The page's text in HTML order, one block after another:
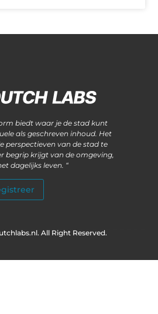
biedt waar je de stad kunt
als geschreven inhoud. Het
perspectieven van de stad te
begrip krijgt van de omgeving,
dagelijks leven. “
All Right Reserved.